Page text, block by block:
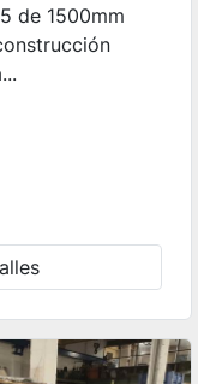
de 1500mm